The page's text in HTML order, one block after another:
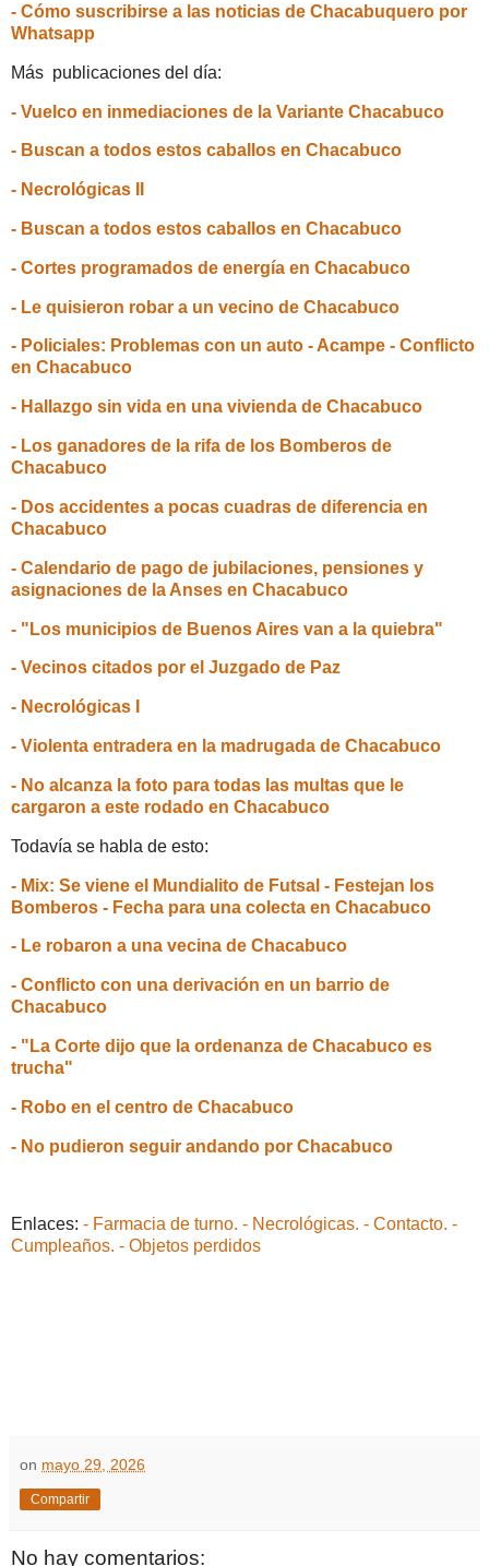
- Cómo suscribirse a las noticias de Chacabuquero por
Whatsapp
Más publicaciones del día:
- Vuelco en inmediaciones de la Variante Chacabuco
- Buscan a todos estos caballos en Chacabuco
- Necrológicas II
- Buscan a todos estos caballos en Chacabuco
- Cortes programados de energía en Chacabuco
- Le quisieron robar a un vecino de Chacabuco
- Policiales: Problemas con un auto - Acampe - Conflicto
en Chacabuco
- Hallazgo sin vida en una vivienda de Chacabuco
- Los ganadores de la rifa de los Bomberos de
Chacabuco
- Dos accidentes a pocas cuadras de diferencia en
Chacabuco
- Calendario de pago de jubilaciones, pensiones y
asignaciones de la Anses en Chacabuco
- "Los municipios de Buenos Aires van a la quiebra"
- Vecinos citados por el Juzgado de Paz
- Necrológicas I
- Violenta entradera en la madrugada de Chacabuco
- No alcanza la foto para todas las multas que le
cargaron a este rodado en Chacabuco
Todavía se habla de esto:
- Mix: Se viene el Mundialito de Futsal - Festejan los
Bomberos - Fecha para una colecta en Chacabuco
- Le robaron a una vecina de Chacabuco
- Conflicto con una derivación en un barrio de
Chacabuco
- "La Corte dijo que la ordenanza de Chacabuco es
trucha"
- Robo en el centro de Chacabuco
- No pudieron seguir andando por Chacabuco
Enlaces: - Farmacia de turno. - Necrológicas. - Contacto. -
Cumpleaños. - Objetos perdidos
on mayo 29, 2026
Compartir
No hay comentarios: